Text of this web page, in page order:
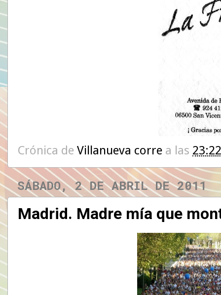
Crónica de Villanueva corre a las 23:22
SÁBADO, 2 DE ABRIL DE 2011
Madrid. Madre mía que